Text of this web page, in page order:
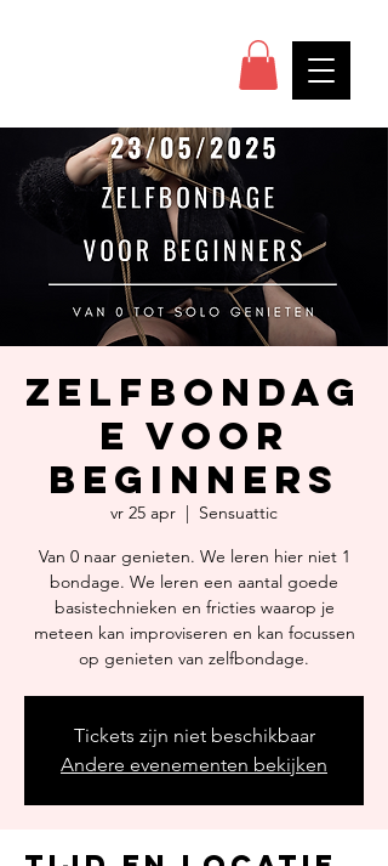
Zelfbondag
e voor
beginners
vr 25 apr
  |
Sensuattic
Van 0 naar genieten. We leren hier niet 1
bondage. We leren een aantal goede
basistechnieken en fricties waarop je
meteen kan improviseren en kan focussen
op genieten van zelfbondage.
Tickets zijn niet beschikbaar
Andere evenementen bekijken